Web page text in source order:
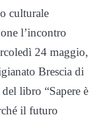
culturale
l’incontro
24 maggio,
Brescia di
libro “Sapere è
il futuro